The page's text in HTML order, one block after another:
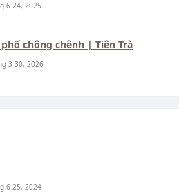
6 24, 2025
chông chênh | Tiên Trà
3 30, 2026
6 25, 2024